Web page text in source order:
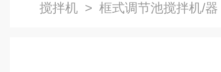
搅拌机 > 框式调节池搅拌机/器